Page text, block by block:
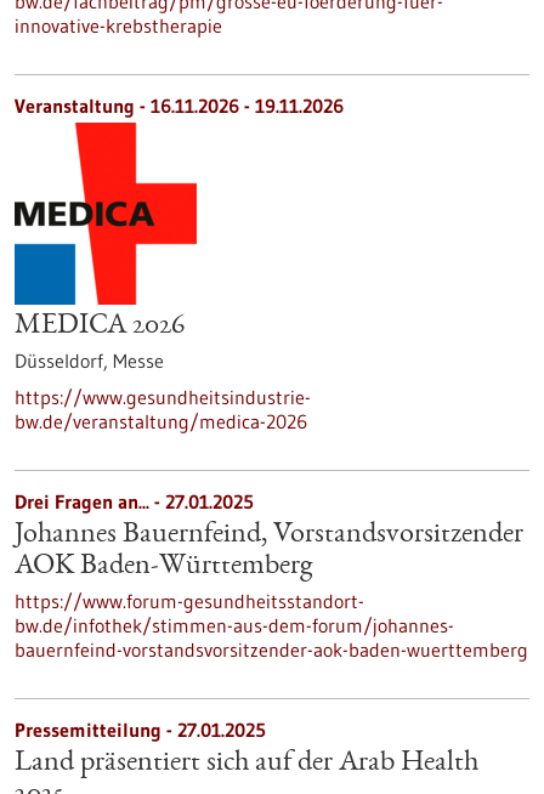
innovative-krebstherapie
Veranstaltung - 16.11.2026 - 19.11.2026
MEDICA 2026
Düsseldorf, Messe
https://www.gesundheitsindustrie-
bw.de/veranstaltung/medica-2026
Drei Fragen an... - 27.01.2025
Johannes Bauernfeind, Vorstandsvorsitzender
AOK Baden-Württemberg
https://www.forum-gesundheitsstandort-
bw.de/infothek/stimmen-aus-dem-forum/johannes-
bauernfeind-vorstandsvorsitzender-aok-baden-wuerttemberg
Pressemitteilung - 27.01.2025
Land präsentiert sich auf der Arab Health